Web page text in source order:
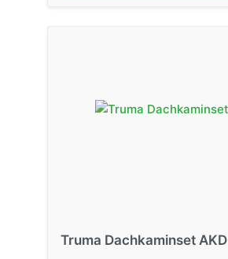
Truma Dachkaminset AKD